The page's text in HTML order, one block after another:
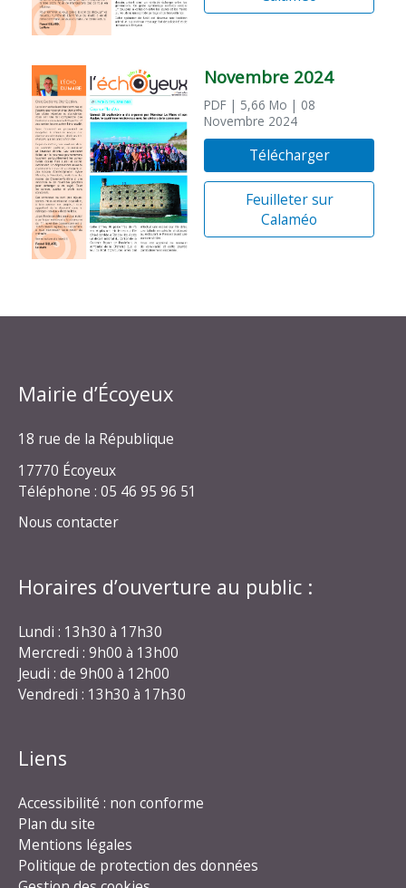
Novembre 2024
PDF | 5,66 Mo | 08
Novembre 2024
Télécharger
Feuilleter sur
Calaméo
Mairie d’Écoyeux
18 rue de la République
17770 Écoyeux
Téléphone : 05 46 95 96 51
Nous contacter
Horaires d’ouverture au public :
Lundi : 13h30 à 17h30
Mercredi : 9h00 à 13h00
Jeudi : de 9h00 à 12h00
Vendredi : 13h30 à 17h30
Liens
Accessibilité : non conforme
Plan du site
Mentions légales
Politique de protection des données